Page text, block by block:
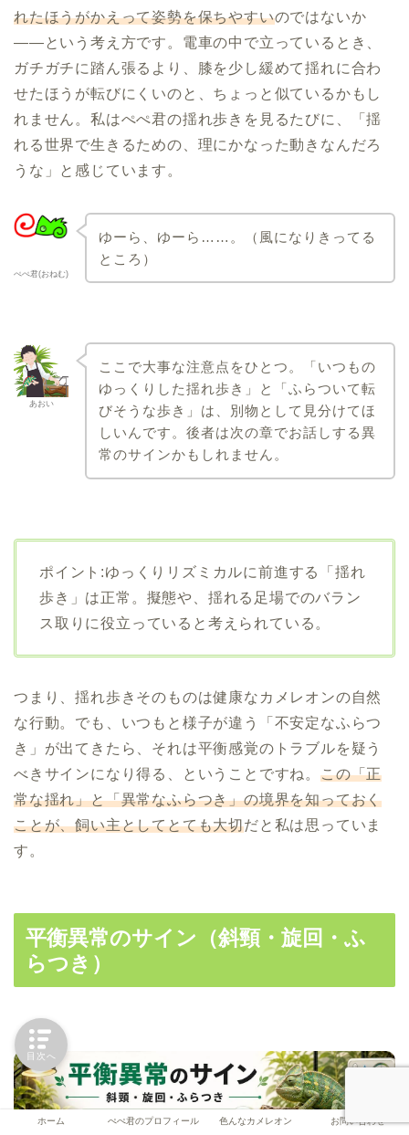
れたほうがかえって姿勢を保ちやすいのではないか
——という考え方です。電車の中で立っているとき、
ガチガチに踏ん張るより、膝を少し緩めて揺れに合わ
せたほうが転びにくいのと、ちょっと似ているかもし
れません。私はぺぺ君の揺れ歩きを見るたびに、「揺
れる世界で生きるための、理にかなった動きなんだろ
うな」と感じています。
ぺぺ君(おねむ)
ゆーら、ゆーら……。（風になりきってる
ところ）
あおい
ここで大事な注意点をひとつ。「いつもの
ゆっくりした揺れ歩き」と「ふらついて転
びそうな歩き」は、別物として見分けてほ
しいんです。後者は次の章でお話しする異
常のサインかもしれません。
ポイント:ゆっくりリズミカルに前進する「揺れ
歩き」は正常。擬態や、揺れる足場でのバラン
ス取りに役立っていると考えられている。
つまり、揺れ歩きそのものは健康なカメレオンの自然
な行動。でも、いつもと様子が違う「不安定なふらつ
き」が出てきたら、それは平衡感覚のトラブルを疑う
べきサインになり得る、ということですね。この「正
常な揺れ」と「異常なふらつき」の境界を知っておく
ことが、飼い主としてとても大切だと私は思っていま
す。
平衡異常のサイン（斜頸・旋回・ふ
らつき）
ホーム ぺぺ君のプロフィール 色んなカメレオン お問い合わせ
目次へ